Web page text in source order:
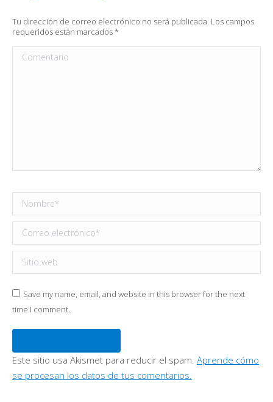
Tu dirección de correo electrónico no será publicada. Los campos
requeridos están marcados*
Comentario
Nombre *
Correo electrónico *
Sitio web
Save my name, email, and website in this browser for the next
time I comment.
Este sitio usa Akismet para reducir el spam. Aprende cómo
se procesan los datos de tus comentarios.